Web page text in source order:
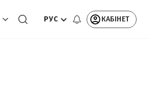
РУС КАБІНЕТ